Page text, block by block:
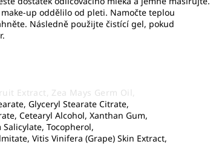
up oddělilo od pleti. Namočte teplou
Následně použijte čistící gel, pokud
Extract, Zea Mays Germ Oil,
Glyceryl Stearate Citrate,
Cetearyl Alcohol, Xanthan Gum,
Tocopherol,
Vitis Vinifera (Grape) Skin Extract,